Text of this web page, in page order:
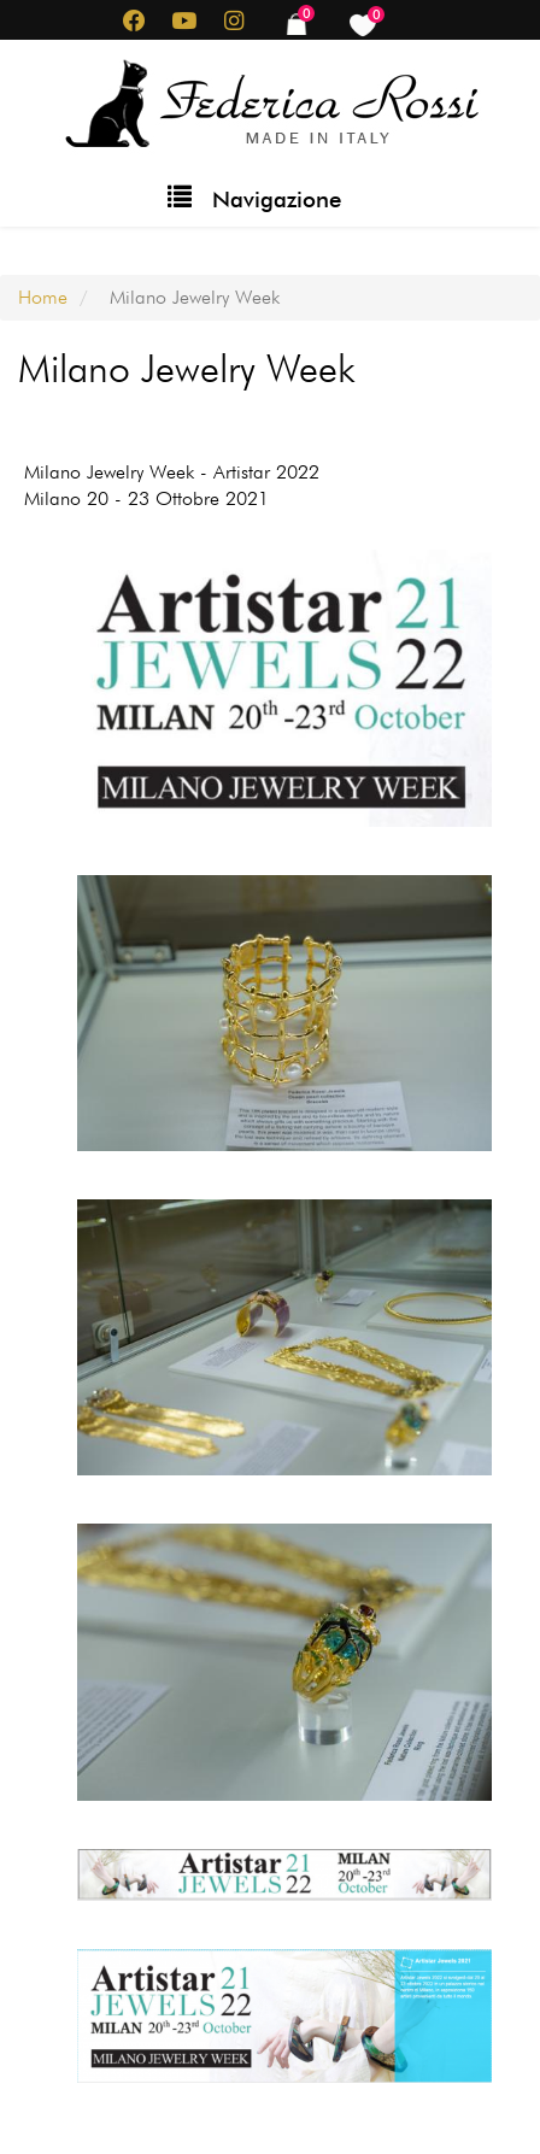
al
0
items
0
items
Navigazione
Home Milano Jewelry Week
Milano Jewelry Week
Milano Jewelry Week - Artistar 2022
Milano 20 - 23 Ottobre 2021